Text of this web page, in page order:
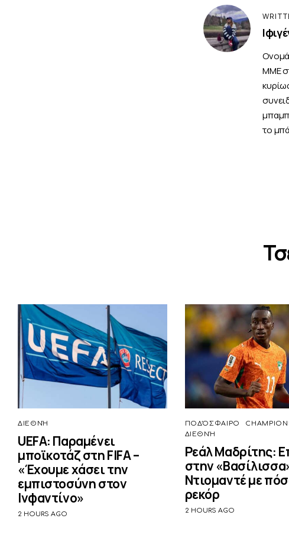
ΜΜΕ
το
ΔΙΕΘΝΉ
UEFA: Παραμένει
μποϊκοτάζ στη FIFA –
«Έχουμε χάσει την
εμπιστοσύνη στον
Ινφαντίνο»
2 HOURS AGO
ΠΟΔΌΣΦΑΙΡΟ
ΔΙΕΘΝΉ
Ρεάλ Μαδρίτης:
στην
Ντιομαντέ με
ρεκόρ
2 HOURS AGO